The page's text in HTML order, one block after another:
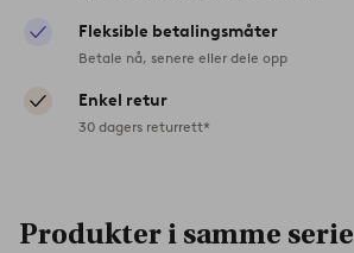
Fleksible betalingsmåter
Betale nå, senere eller dele opp
Enkel retur
30 dagers returrett*
Produkter i samme serie